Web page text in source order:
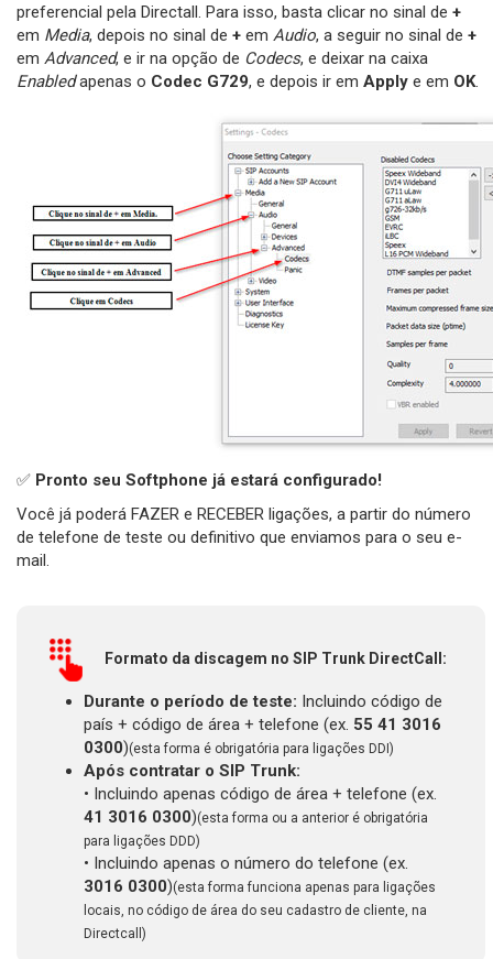
preferencial pela Directall. Para isso, basta clicar no sinal de +
em Media, depois no sinal de + em Audio, a seguir no sinal de +
em Advanced, e ir na opção de Codecs, e deixar na caixa
Enabledapenas o Codec G729, e depois ir em Apply e em OK.
✅ Pronto seu Softphone já estará configurado!
Você já poderá FAZER e RECEBER ligações, a partir do número
de telefone de teste ou definitivo que enviamos para o seu e-
mail.
Formato da discagem no SIP Trunk DirectCall:
Durante o período de teste: Incluindo código de
país + código de área + telefone (ex. 55 41 3016
0300)(esta forma é obrigatória para ligações DDI)
Após contratar o SIP Trunk:
• Incluindo apenas código de área + telefone (ex.
41 3016 0300)(esta forma ou a anterior é obrigatória
para ligações DDD)
• Incluindo apenas o número do telefone (ex.
3016 0300)(esta forma funciona apenas para ligações
locais, no código de área do seu cadastro de cliente, na
Directcall)